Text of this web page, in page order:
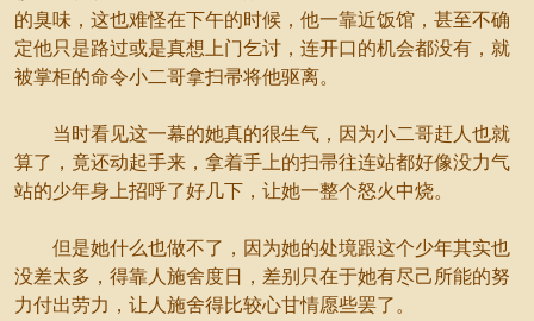
的臭味，这也难怪在下午的时候，他一靠近饭馆，甚至不确
定他只是路过或是真想上门乞讨，连开口的机会都没有，就
被掌柜的命令小二哥拿扫帚将他驱离。
当时看见这一幕的她真的很生气，因为小二哥赶人也就
算了，竟还动起手来，拿着手上的扫帚往连站都好像没力气
站的少年身上招呼了好几下，让她一整个怒火中烧。
但是她什么也做不了，因为她的处境跟这个少年其实也
没差太多，得靠人施舍度日，差别只在于她有尽己所能的努
力付出劳力，让人施舍得比较心甘情愿些罢了。